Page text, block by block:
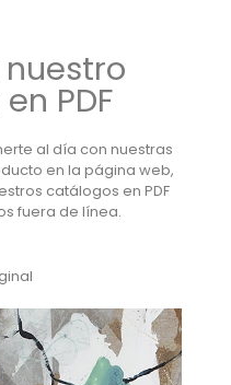
PDF
al día con nuestras
en la página web,
catálogos en PDF
fuera de línea.